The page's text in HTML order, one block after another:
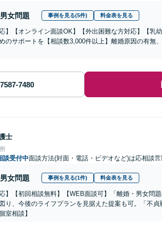
女問題 事例を見る(5件) 料金表を見る
応】【オンライン面談OK】【外出困難な方対応】【乳
のサポートを【相談数3,000件以上】離婚原因の有無
士
談受付中面談方法(対面・電話・ビデオなど)は応相談営
女問題 事例を見る(1件) 料金表を見る
】【初回相談無料】【WEB面談可】「離婚・男女問
り、今後のライフプランを見据えた提案も可。「不
室相談】